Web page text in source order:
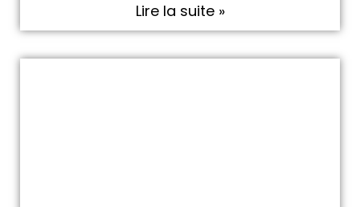
Lire la suite »